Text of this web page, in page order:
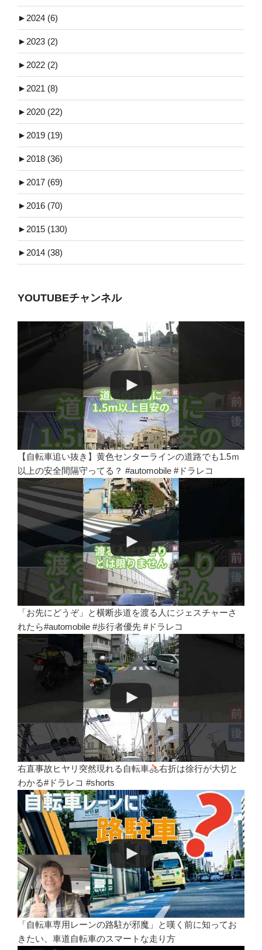
► 2024 (6)
► 2023 (2)
► 2022 (2)
► 2021 (8)
► 2020 (22)
► 2019 (19)
► 2018 (36)
► 2017 (69)
► 2016 (70)
► 2015 (130)
► 2014 (38)
YOUTUBEチャンネル
【自転車追い抜き】黄色センターラインの道路でも1.5ｍ
以上の安全間隔守ってる？ #automobile #ドラレコ
「お先にどうぞ」と横断歩道を渡る人にジェスチャーさ
れたら#automobile #歩行者優先 #ドラレコ
右直事故ヒヤリ突然現れる自転車
右折は徐行が大切と
わかる#ドラレコ #shorts
「自転車専用レーンの路駐が邪魔」と嘆く前に知ってお
きたい、車道自転車のスマートな走り方